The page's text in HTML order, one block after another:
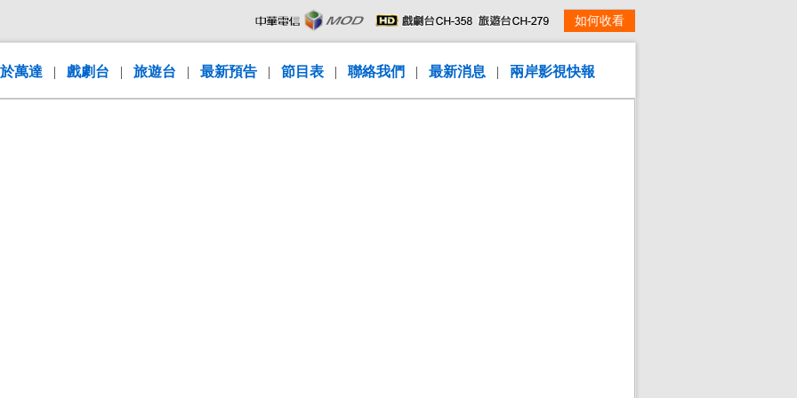
如何收看
萬達 | 戲劇台 | 旅遊台 | 最新預告 | 節目表 | 聯絡我們 | 最新消息 | 兩岸影視快報